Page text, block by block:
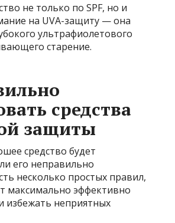
не только по SPF, но и
на UVA-защиту — она
ультрафиолетового
старение.
средства
защиты
средство будет
его неправильно
несколько простых правил,
максимально эффективно
избежать неприятных